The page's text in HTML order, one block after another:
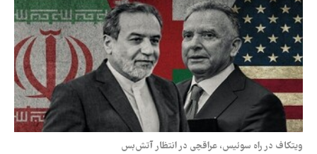
ویتکاف در راه سوئیس، عراقچی در انتظار آتش‌بس